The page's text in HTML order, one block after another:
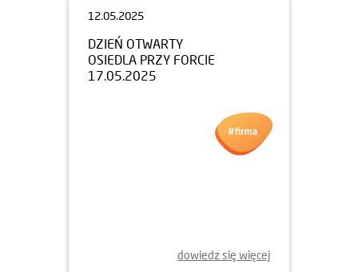
dowiedz się więcej